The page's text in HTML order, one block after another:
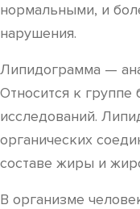
нормальными, и
нарушения.
Липидограмма —
Относится к
исследований.
органических
составе жиры и
В организме